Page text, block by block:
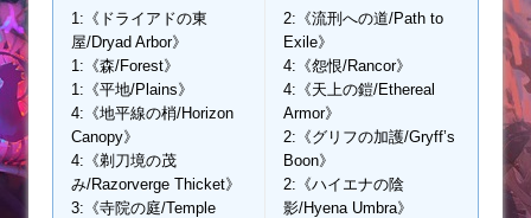
1:《ドライアドの東
屋/Dryad Arbor》
1:《森/Forest》
1:《平地/Plains》
4:《地平線の梢/Horizon
Canopy》
4:《剃刀境の茂
み/Razorverge Thicket》
3:《寺院の庭/Temple
2:《流刑への道/Path to
Exile》
4:《怨恨/Rancor》
4:《天上の鎧/Ethereal
Armor》
2:《グリフの加護/Gryff’s
Boon》
2:《ハイエナの陰
影/Hyena Umbra》